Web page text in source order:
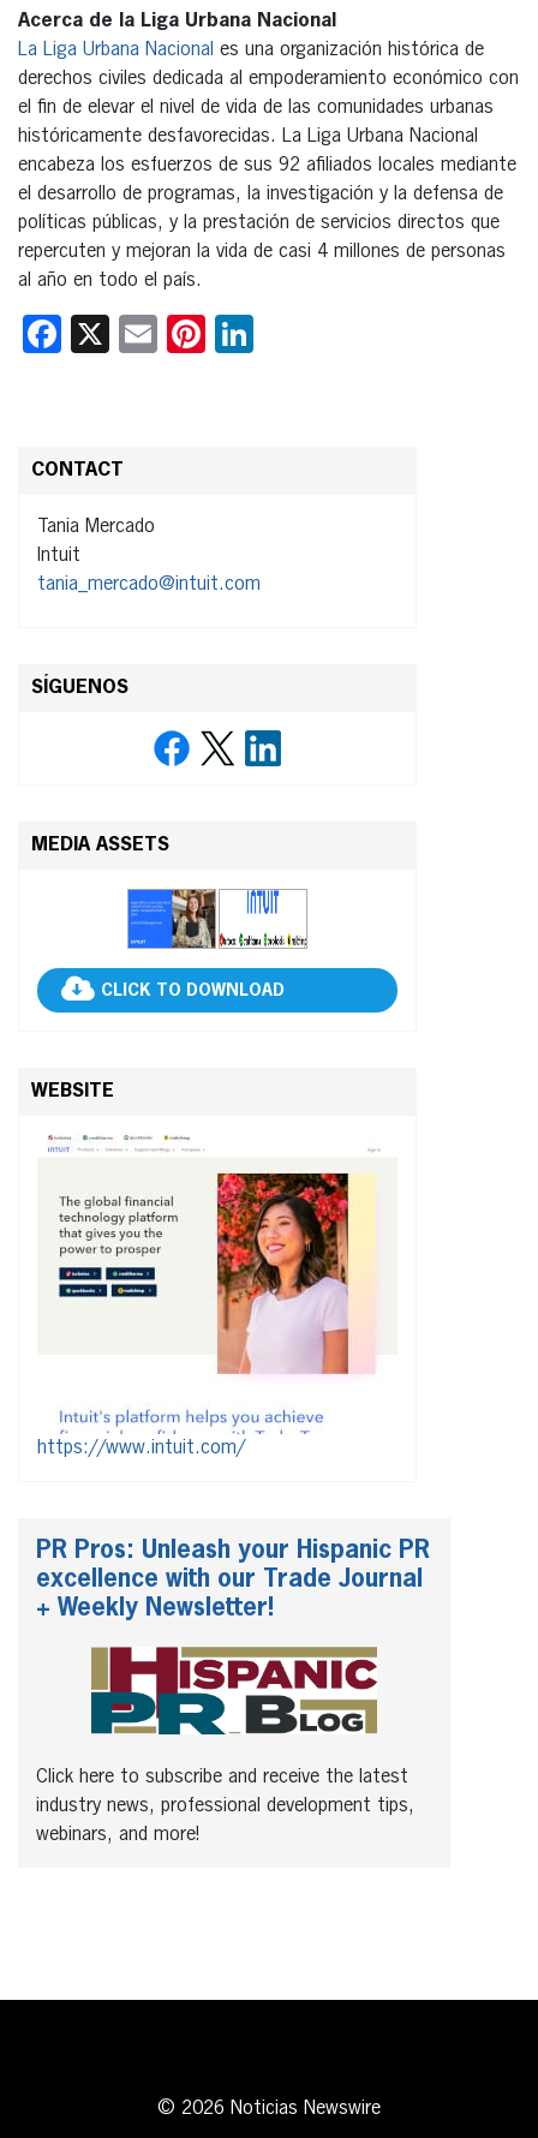
Acerca de la Liga Urbana Nacional
La Liga Urbana Nacional es una organización histórica de
derechos civiles dedicada al empoderamiento económico con
el fin de elevar el nivel de vida de las comunidades urbanas
históricamente desfavorecidas. La Liga Urbana Nacional
encabeza los esfuerzos de sus 92 afiliados locales mediante
el desarrollo de programas, la investigación y la defensa de
políticas públicas, y la prestación de servicios directos que
repercuten y mejoran la vida de casi 4 millones de personas
al año en todo el país.
Facebook
X EmailPinterest
CONTACT
Tania Mercado
Intuit
tania_mercado@intuit.com
SÍGUENOS
MEDIA ASSETS
CLICK TO DOWNLOAD
WEBSITE
https://www.intuit.com/
PR Pros: Unleash your Hispanic PR
excellence with our Trade Journal
+ Weekly Newsletter!
Click here to subscribe and receive the latest
industry news, professional development tips,
webinars, and more!
© 2026 Noticias Newswire